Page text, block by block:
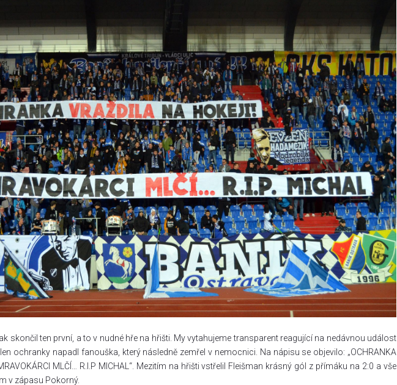
skončil ten první, a to v nudné hře na hřišti. My vytahujeme transparent reagující na nedávnou událost
ochranky napadl fanouška, který následně zemřel v nemocnici. Na nápisu se objevilo: „OCHRANKA
MLČÍ… R.I.P MICHAL“. Mezitím na hřišti vstřelil Fleišman krásný gól z přímáku na 2:0 a vše
v zápasu Pokorný.